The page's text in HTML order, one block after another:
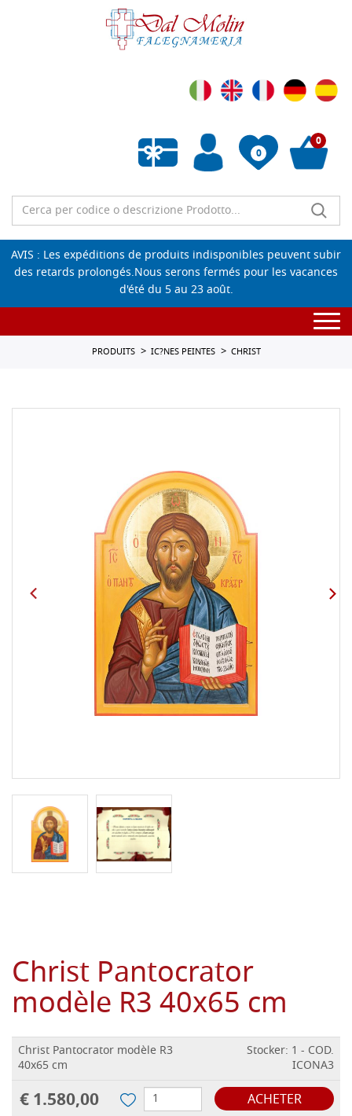
0
Liste de souhaits vide
0
AVIS : Les expéditions de produits indisponibles peuvent subir
des retards prolongés.Nous serons fermés pour les vacances
d'été du 5 au 23 août.
PRODUITS IC?NES PEINTES CHRIST
Christ Pantocrator
modèle R3 40x65 cm
Christ Pantocrator modèle R3
40x65 cm
Stocker: 1 - COD.
ICONA3
€ 1.580,00 ACHETER